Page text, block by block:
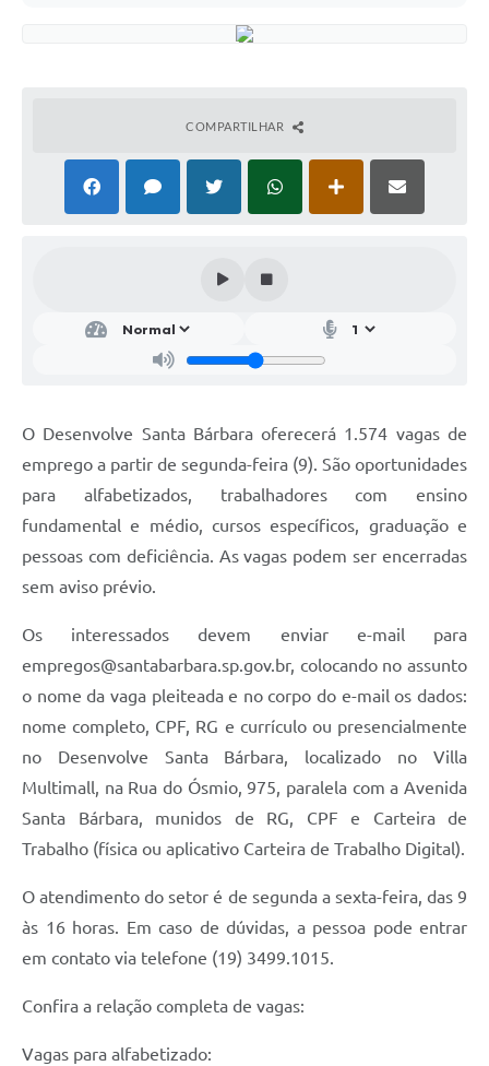
Certidão Negativa de Empresa
Lei Aldir Blanc
Principal
Galeria de Fotos
Galeria de Vídeos
Legislação
Links
Jornal
Contato
Plano Municipal de Segurança Pública
Plano de Contratações Anuais
COMPARTILHAR
O Desenvolve Santa Bárbara oferecerá 1.574 vagas de
emprego a partir de segunda-feira (9). São oportunidades
para alfabetizados, trabalhadores com ensino
fundamental e médio, cursos específicos, graduação e
pessoas com deficiência. As vagas podem ser encerradas
sem aviso prévio.
Os interessados devem enviar e-mail para
empregos@santabarbara.sp.gov.br, colocando no assunto
o nome da vaga pleiteada e no corpo do e-mail os dados:
nome completo, CPF, RG e currículo ou presencialmente
no Desenvolve Santa Bárbara, localizado no Villa
Multimall, na Rua do Ósmio, 975, paralela com a Avenida
Santa Bárbara, munidos de RG, CPF e Carteira de
Trabalho (física ou aplicativo Carteira de Trabalho Digital).
O atendimento do setor é de segunda a sexta-feira, das 9
às 16 horas. Em caso de dúvidas, a pessoa pode entrar
em contato via telefone (19) 3499.1015.
Confira a relação completa de vagas:
Vagas para alfabetizado: